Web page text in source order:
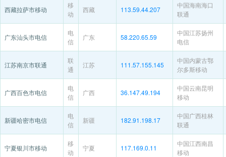
西藏拉萨市移动
移
动
西藏 113.59.44.207
中国海南海口
联通
广东汕头市电信
电
信
广东 58.220.65.59
中国江苏扬州
电信
江苏南京市联通
联
通
江苏 111.57.155.145
中国内蒙古鄂
尔多斯移动
广西百色市电信
电
信
广西 36.147.49.194
中国云南昆明
移动
新疆哈密市电信
电
信
新疆 182.91.198.17
中国广西桂林
联通
宁夏银川市移动
移
动
宁夏 117.169.0.11
中国江西南昌
移动